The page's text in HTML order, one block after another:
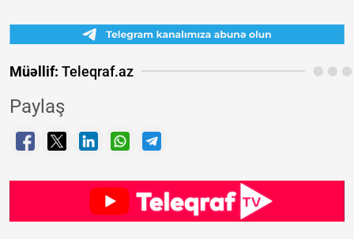
Müəllif: Teleqraf.az
Paylaş